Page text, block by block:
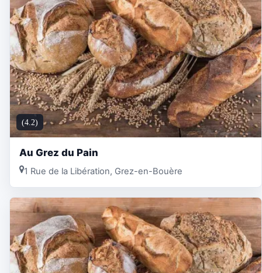
(4.2)
Au Grez du Pain
1 Rue de la Libération, Grez-en-Bouère